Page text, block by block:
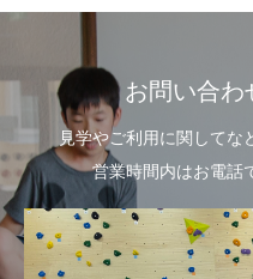
お問い合わ
見学やご利用に関してな
営業時間内はお電話